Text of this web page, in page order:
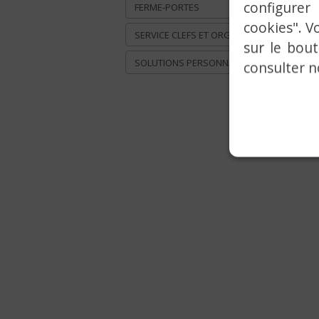
FERME-PORTES
SERVICE CLEFS ET ORGANIGRAMMES
SOLUTIONS PERSONNALISÉES
cookies".
sur le
consulter